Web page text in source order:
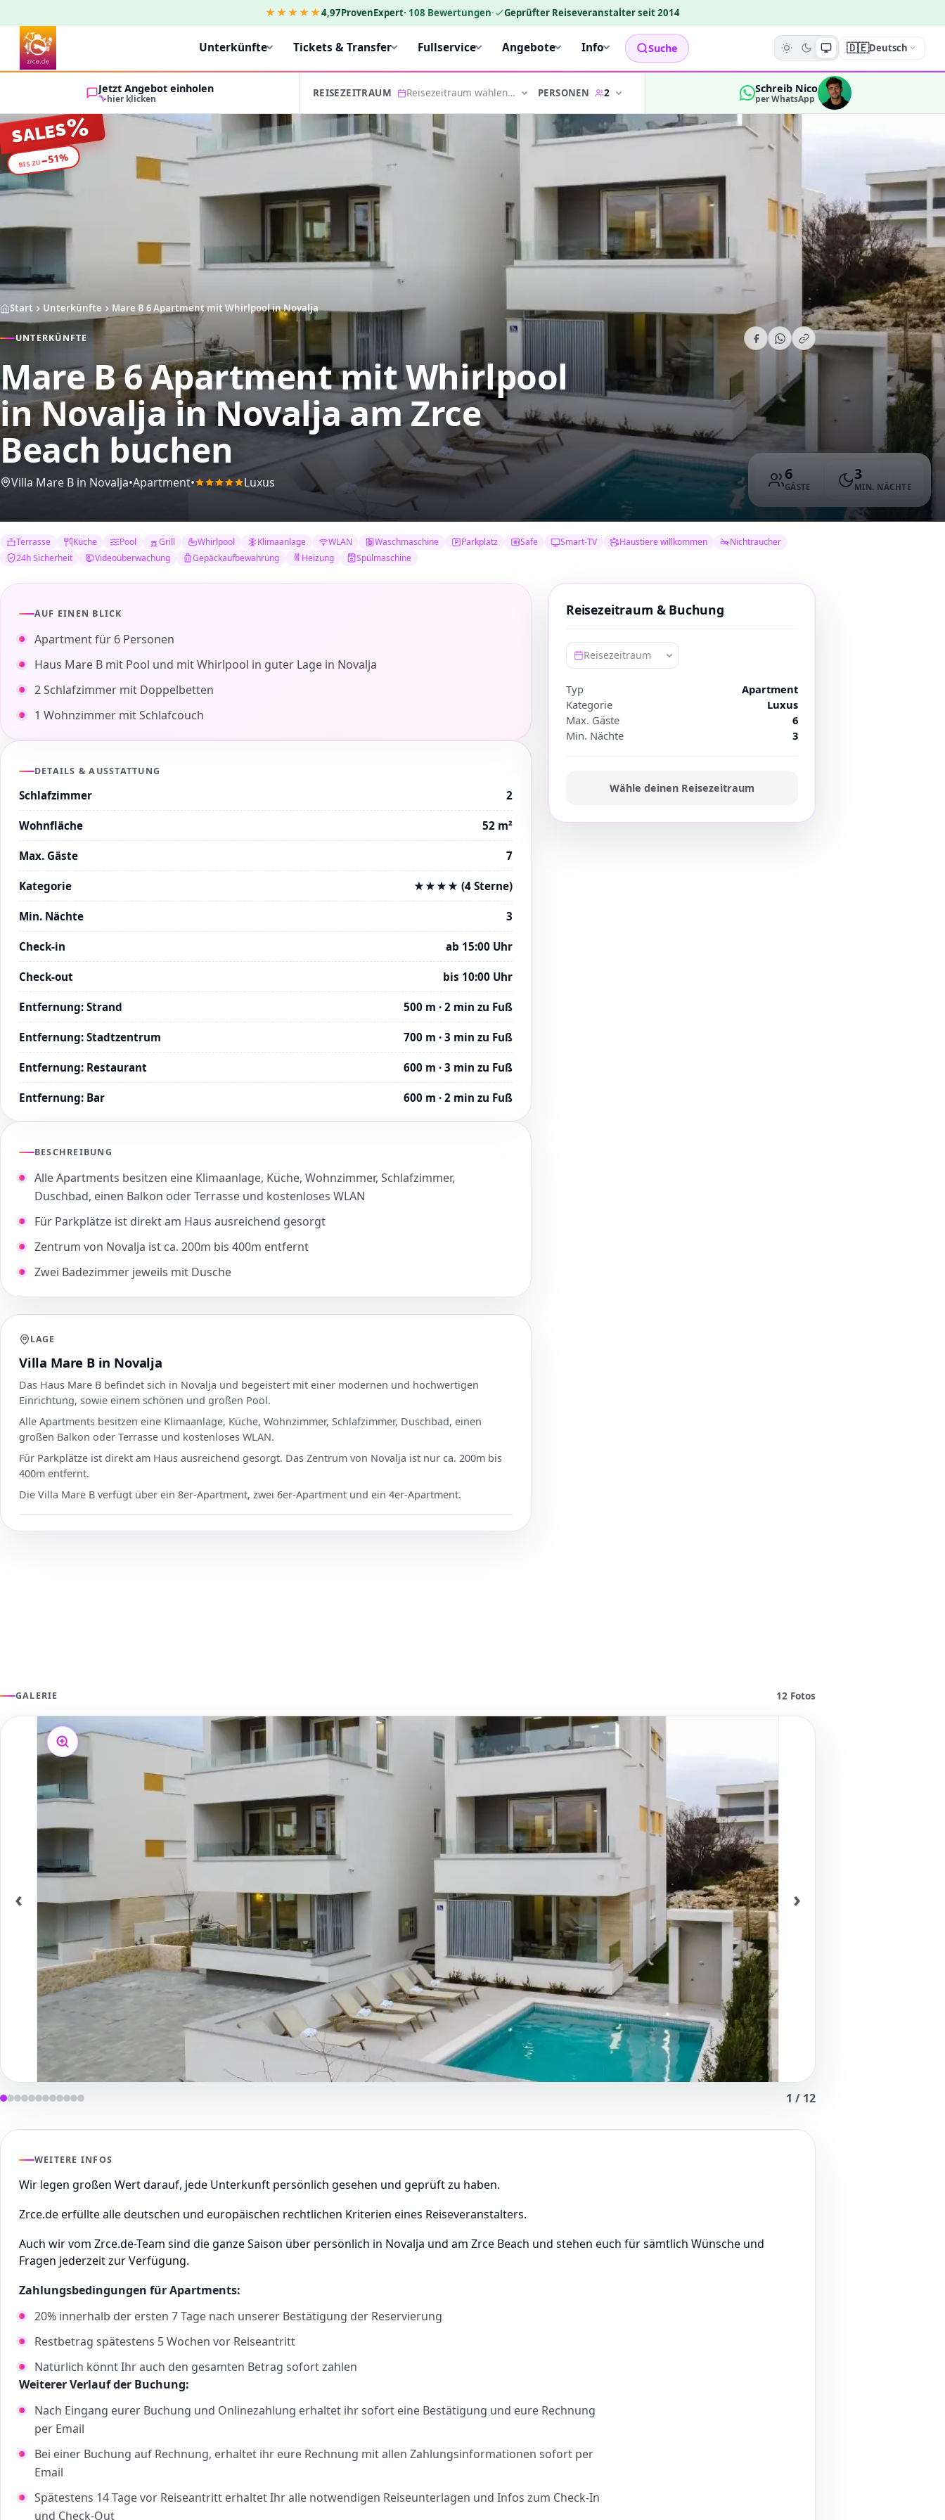
★★★★★4,97ProvenExpert· 108 Bewertungen· Geprüfter Reiseveranstalter seit 2014
Unterkünfte Tickets & Transfer Fullservice Angebote Info Suche 🇩🇪Deutsch
Jetzt Angebot einholen
hier klicken REISEZEITRAUM Reisezeitraum wählen… PERSONEN 2 Schreib Nico
per WhatsApp
SALES%
BIS ZU−51%
6
GÄSTE
3
MIN. NÄCHTE
Start Unterkünfte Mare B 6 Apartment mit Whirlpool in Novalja
UNTERKÜNFTE
Mare B 6 Apartment mit Whirlpool
in Novaljain Novalja am Zrce
Beach buchen
Villa Mare B in Novalja•Apartment• Luxus
Terrasse Küche Pool Grill Whirlpool Klimaanlage WLAN Waschmaschine Parkplatz Safe Smart-TV Haustiere willkommen
Nichtraucher
24h Sicherheit
Videoüberwachung Gepäckaufbewahrung Heizung Spülmaschine
AUF EINEN BLICK
Apartment für 6 Personen
Haus Mare B mit Pool und mit Whirlpool in guter Lage in Novalja
2 Schlafzimmer mit Doppelbetten
1 Wohnzimmer mit Schlafcouch
DETAILS & AUSSTATTUNG
Schlafzimmer 2
Wohnfläche 52 m²
Max. Gäste 7
Kategorie ★★★★ (4 Sterne)
Min. Nächte 3
Check-in ab 15:00 Uhr
Check-out bis 10:00 Uhr
Entfernung: Strand 500 m · 2 min zu Fuß
Entfernung: Stadtzentrum 700 m · 3 min zu Fuß
Entfernung: Restaurant 600 m · 3 min zu Fuß
Entfernung: Bar 600 m · 2 min zu Fuß
BESCHREIBUNG
Alle Apartments besitzen eine Klimaanlage, Küche, Wohnzimmer, Schlafzimmer,
Duschbad, einen Balkon oder Terrasse und kostenloses WLAN
Für Parkplätze ist direkt am Haus ausreichend gesorgt
Zentrum von Novalja ist ca. 200m bis 400m entfernt
Zwei Badezimmer jeweils mit Dusche
Reisezeitraum & Buchung
Reisezeitraum
Typ
Apartment
Kategorie
Luxus
Max. Gäste
6
Min. Nächte
3
Wähle deinen Reisezeitraum
LAGE
Villa Mare B in Novalja
Das Haus Mare B befindet sich in Novalja und begeistert mit einer modernen und hochwertigen
Einrichtung, sowie einem schönen und großen Pool.
Alle Apartments besitzen eine Klimaanlage, Küche, Wohnzimmer, Schlafzimmer, Duschbad, einen
großen Balkon oder Terrasse und kostenloses WLAN.
Für Parkplätze ist direkt am Haus ausreichend gesorgt. Das Zentrum von Novalja ist nur ca. 200m bis
400m entfernt.
Die Villa Mare B verfügt über ein 8er-Apartment, zwei 6er-Apartment und ein 4er-Apartment.
GALERIE 12 Fotos
‹ ›
1 / 12
WEITERE INFOS
Wir legen großen Wert darauf, jede Unterkunft persönlich gesehen und geprüft zu haben.
Zrce.de erfüllte alle deutschen und europäischen rechtlichen Kriterien eines Reiseveranstalters.
Auch wir vom Zrce.de-Team sind die ganze Saison über persönlich in Novalja und am Zrce Beach und stehen euch für sämtlich Wünsche und
Fragen jederzeit zur Verfügung.
Zahlungsbedingungen für Apartments:
20% innerhalb der ersten 7 Tage nach unserer Bestätigung der Reservierung
Restbetrag spätestens 5 Wochen vor Reiseantritt
Natürlich könnt Ihr auch den gesamten Betrag sofort zahlen
Weiterer Verlauf der Buchung:
Nach Eingang eurer Buchung und Onlinezahlung erhaltet ihr sofort eine Bestätigung und eure Rechnung
per Email
Bei einer Buchung auf Rechnung, erhaltet ihr eure Rechnung mit allen Zahlungsinformationen sofort per
Email
Spätestens 14 Tage vor Reiseantritt erhaltet Ihr alle notwendigen Reiseunterlagen und Infos zum Check-In
und Check-Out